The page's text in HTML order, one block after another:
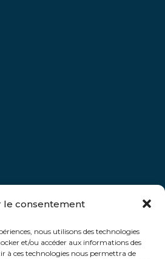
le consentement
nous utilisons des technologies
et/ou accéder aux informations des
à ces technologies nous permettra de